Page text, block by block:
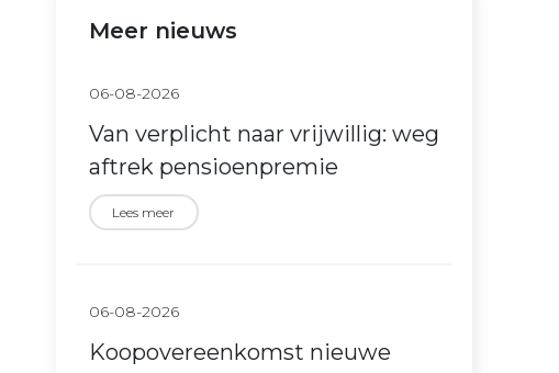
Meer nieuws
06-08-2026
Van verplicht naar vrijwillig: weg
aftrek pensioenpremie
Lees meer
06-08-2026
Koopovereenkomst nieuwe